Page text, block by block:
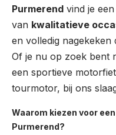
Purmerend vind je
van kwalitatieve
en volledig
Of je nu op zoek bent
een sportieve
tourmotor, bij ons
Waarom kiezen voor
Purmerend?